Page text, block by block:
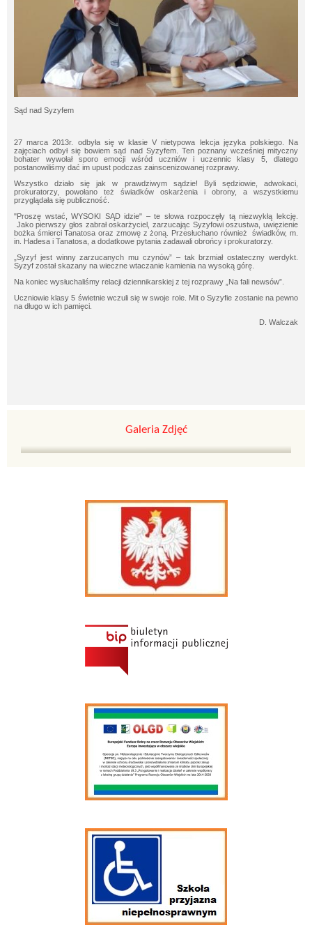
Sąd nad Syzyfem
27 marca 2013r. odbyła się w klasie V nietypowa lekcja języka polskiego. Na
zajęciach odbył się bowiem sąd nad Syzyfem. Ten poznany wcześniej mityczny
bohater wywołał sporo emocji wśród uczniów i uczennic klasy 5, dlatego
postanowiliśmy dać im upust podczas zainscenizowanej rozprawy.
Wszystko działo się jak w prawdziwym sądzie! Byli sędziowie, adwokaci,
prokuratorzy, powołano też świadków oskarżenia i obrony, a wszystkiemu
przyglądała się publiczność.
"Proszę wstać, WYSOKI SĄD idzie" – te słowa rozpoczęły tą niezwykłą lekcję.
Jako pierwszy głos zabrał oskarżyciel, zarzucając Syzyfowi oszustwa, uwięzienie
bożka śmierci Tanatosa oraz zmowę z żoną. Przesłuchano również świadków, m.
in. Hadesa i Tanatosa, a dodatkowe pytania zadawali obrońcy i prokuratorzy.
„Syzyf jest winny zarzucanych mu czynów” – tak brzmiał ostateczny werdykt.
Syzyf został skazany na wieczne wtaczanie kamienia na wysoką górę.
Na koniec wysłuchaliśmy relacji dziennikarskiej z tej rozprawy „Na fali newsów”.
Uczniowie klasy 5 świetnie wczuli się w swoje role. Mit o Syzyfie zostanie na pewno
na długo w ich pamięci.
D. Walczak
Galeria Zdjęć